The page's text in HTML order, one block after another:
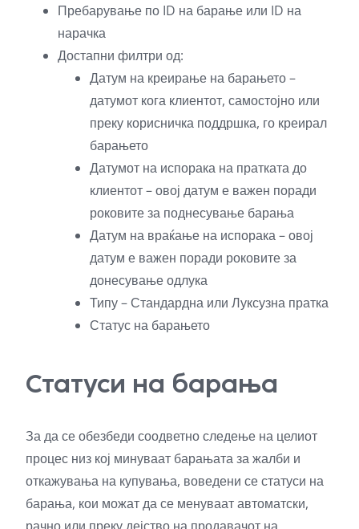
Пребарување по ID на барање или ID на
нарачка
Достапни филтри од:
Датум на креирање на барањето –
датумот кога клиентот, самостојно или
преку корисничка поддршка, го креирал
барањето
Датумот на испорака на пратката до
клиентот – овој датум е важен поради
роковите за поднесување барања
Датум на враќање на испорака – овој
датум е важен поради роковите за
донесување одлука
Типу – Стандардна или Луксузна пратка
Статус на барањето
Статуси на барања
За да се обезбеди соодветно следење на целиот
процес низ кој минуваат барањата за жалби и
откажувања на купувања, воведени се статуси на
барања, кои можат да се менуваат автоматски,